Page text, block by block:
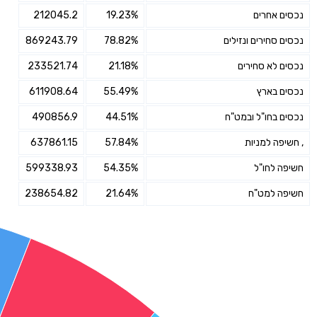
נכסים אחרים 19.23%
212045.2
נכסים סחירים ונזילים 78.82%
869243.79
נכסים לא סחירים 21.18%
233521.74
נכסים בארץ 55.49%
611908.64
נכסים בחו"ל ובמט"ח 44.51%
490856.9
, חשיפה למניות 57.84%
637861.15
חשיפה לחו"ל 54.35%
599338.93
חשיפה למט"ח 21.64%
238654.82